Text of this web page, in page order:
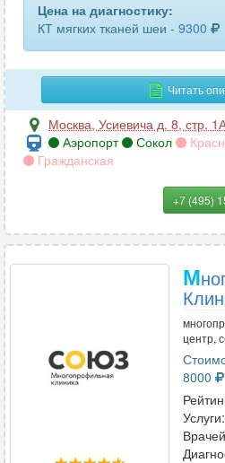
Цена на диагностику:
КТ мягких тканей шеи - 9300
Читать
Москва, Усиевича д. 8, стр.
Аэропорт
Сокол
Гражданская
+7 (495)
М
центр,
8000
Услуги: